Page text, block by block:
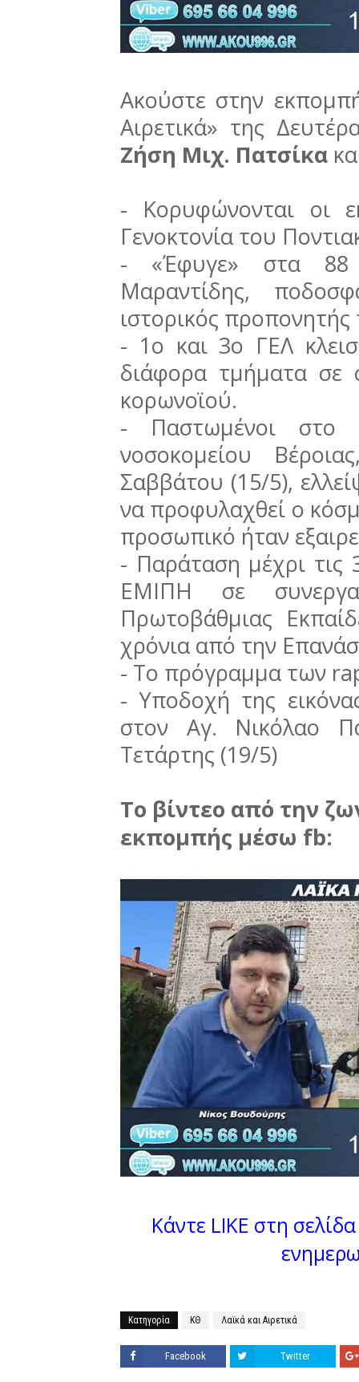
Ακούστε στην
Αιρετικά» της
Ζήση Μιχ. Πατσίκα
- Κορυφώνονται οι
Γενοκτονία του
- «Έφυγε» στα 88
Μαραντίδης,
ιστορικός
- 1ο και 3ο ΓΕΛ
διάφορα τμήματα σε
κορωνοϊού.
- Παστωμένοι στο
νοσοκομείου
Σαββάτου (15/5),
να προφυλαχθεί ο
προσωπικό ήταν
- Παράταση μέχρι τις
ΕΜΙΠΗ σε
Πρωτοβάθμιας
χρόνια από την
- Το πρόγραμμα των
- Υποδοχή της
στον Αγ. Νικόλαο
Τετάρτης (19/5)
Το βίντεο από την
εκπομπής μέσω fb:
Κάντε LIKE στη
Κατηγορία ΚΘ Λαϊκά και Αιρετικά
Facebook Twitter